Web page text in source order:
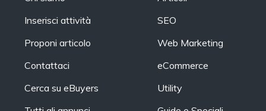
Inserisci attività
Proponi articolo
Contattaci
Cerca su eBuyers
SEO
Web Marketing
eCommerce
Utility